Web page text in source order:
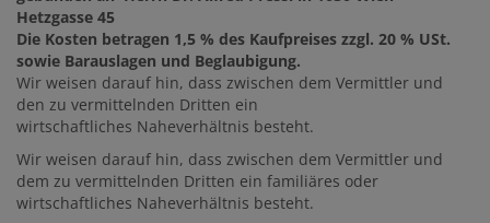
Hetzgasse 45
Die Kosten betragen 1,5 % des Kaufpreises zzgl. 20 % USt.
sowie Barauslagen und Beglaubigung.
Wir weisen darauf hin, dass zwischen dem Vermittler und
den zu vermittelnden Dritten ein
wirtschaftliches Naheverhältnis besteht.
Wir weisen darauf hin, dass zwischen dem Vermittler und
dem zu vermittelnden Dritten ein familiäres oder
wirtschaftliches Naheverhältnis besteht.